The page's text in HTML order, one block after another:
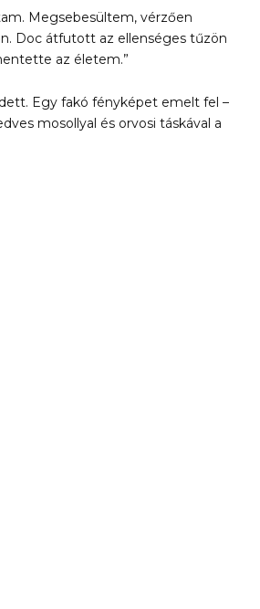
Megsebesültem, vérzően
Doc átfutott az ellenséges tűzön
az életem.”
Egy fakó fényképet emelt fel –
mosollyal és orvosi táskával a